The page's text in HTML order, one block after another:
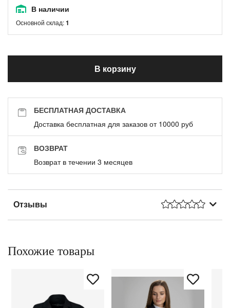
В наличии
Основной склад:1
В корзину
БЕСПЛАТНАЯ ДОСТАВКА
Доставка бесплатная для заказов от 10000 руб
ВОЗВРАТ
Возврат в течении 3 месяцев
Отзывы
Похожие товары